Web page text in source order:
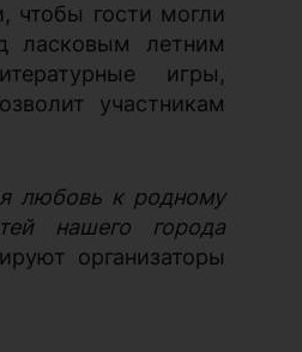
чтобы гости могли
ласковым летним
игры,
участникам
любовь к родному
нашего города
организаторы